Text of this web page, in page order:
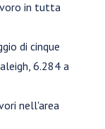
in tutta
di cinque
6.284 a
nell'area